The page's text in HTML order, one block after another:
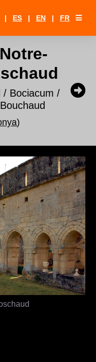
| ES | EN | FR
/ Bociacum /
)